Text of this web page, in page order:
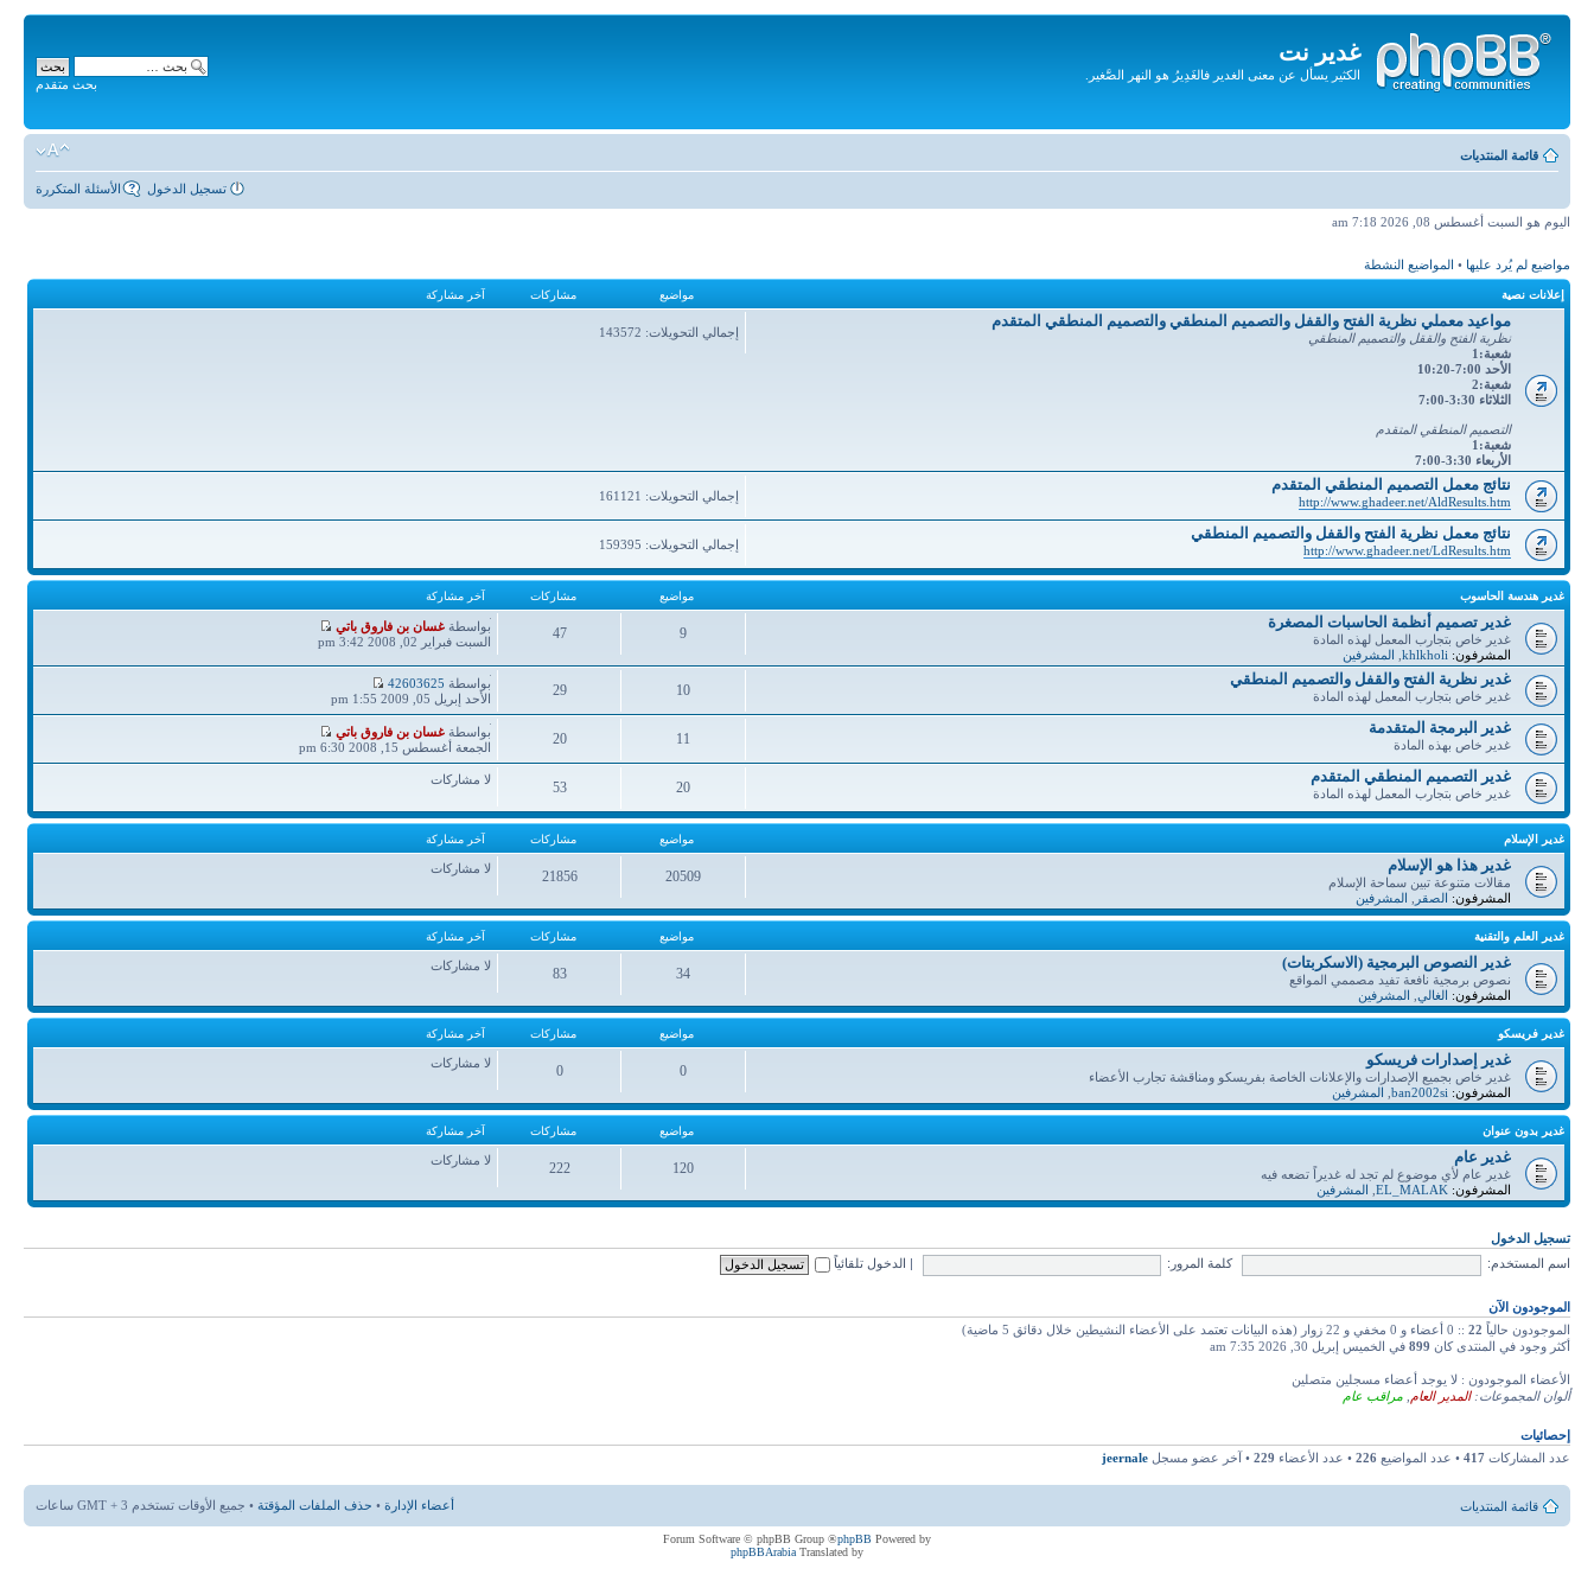
غدير نت
الكثير يسأل عن معنى الغدير فالغَدِيرُ هو النهر الصَّغير.
المحتويات
بحث متقدم
قائمة المنتديات
الأسئلة المتكررة تسجيل الدخول
اليوم هو السبت أغسطس 08, 2026 7:18 am
مواضيع لم يُرد عليها • المواضيع النشطة
إعلانات نصية مواضيع مشاركات آخر مشاركة
مواعيد معملي نظرية الفتح والقفل والتصميم المنطقي والتصميم المنطقي المتقدم
نظرية الفتح والققل والتصميم المنطقي
شعبة:1
الأحد 7:00-10:20
شعبة:2
الثلاثاء 3:30-7:00
التصميم المنطقي المتقدم
شعبة:1
الأربعاء 3:30-7:00
إجمالي التحويلات: 143572
نتائج معمل التصميم المنطقي المتقدم
http://www.ghadeer.net/AldResults.htm إجمالي التحويلات: 161121
نتائج معمل نظرية الفتح والقفل والتصميم المنطقي
http://www.ghadeer.net/LdResults.htm إجمالي التحويلات: 159395
غدير هندسة الحاسوب مواضيع مشاركات آخر مشاركة
غدير تصميم أنظمة الحاسبات المصغرة
غدير خاص بتجارب المعمل لهذه المادة
المشرفون: khlkholi المشرفين
9
مواضيع
47
مشاركات
آخر
مشاركة
بواسطة غسان بن فاروق باتي
السبت فبراير 02, 2008 3:42 pm
غدير نظرية الفتح والقفل والتصميم المنطقي
غدير خاص بتجارب المعمل لهذه المادة
10
مواضيع
29
مشاركات
آخر
مشاركة
بواسطة 42603625
الأحد إبريل 05, 2009 1:55 pm
غدير البرمجة المتقدمة
غدير خاص بهذه المادة
11
مواضيع
20
مشاركات
آخر
مشاركة
بواسطة غسان بن فاروق باتي
الجمعة أغسطس 15, 2008 6:30 pm
غدير التصميم المنطقي المتقدم
غدير خاص بتجارب المعمل لهذه المادة
20
مواضيع
53
مشاركات
لا مشاركات
غدير الإسلام مواضيع مشاركات آخر مشاركة
غدير هذا هو الإسلام
مقالات متنوعة تبين سماحة الإسلام
المشرفون: الصقر المشرفين
20509
مواضيع
21856
مشاركات
لا مشاركات
غدير العلم والتقنية مواضيع مشاركات آخر مشاركة
غدير النصوص البرمجية (الاسكربتات)
نصوص برمجية نافعة تفيد مصممي المواقع
المشرفون: الغالي المشرفين
34
مواضيع
83
مشاركات
لا مشاركات
غدير فريسكو مواضيع مشاركات آخر مشاركة
غدير إصدارات فريسكو
غدير خاص بجميع الإصدارات والإعلانات الخاصة بفريسكو ومناقشة تجارب الأعضاء
المشرفون: ban2002si المشرفين
0
مواضيع
0
مشاركات
لا مشاركات
غدير بدون عنوان مواضيع مشاركات آخر مشاركة
غدير عام
غدير عام لأي موضوع لم تجد له غديراً تضعه فيه
المشرفون: EL_MALAK المشرفين
120
مواضيع
222
مشاركات
لا مشاركات
تسجيل الدخول
اسم المستخدم: كلمة المرور: الدخول تلقائياً
الموجودون الآن
الموجودون حالياً 22 :: 0 أعضاء و 0 مخفي و 22 زوار (هذه البيانات تعتمد على الأعضاء النشيطين خلال دقائق 5 ماضية)
أكثر وجود في المنتدى كان 899 في الخميس إبريل 30, 2026 7:35 am
الأعضاء الموجودون : لا يوجد أعضاء مسجلين متصلين
ألوان المجموعات:المدير العام مراقب عام
إحصائيات
عدد المشاركات 417 • عدد المواضيع 226 • عدد الأعضاء 229 • آخر عضو مسجل jeernale
قائمة المنتديات أعضاء الإدارة • حذف الملفات المؤقتة • جميع الأوقات تستخدم GMT + 3 ساعات
Powered by
phpBB
® Forum Software © phpBB Group
Translated by
phpBBArabia